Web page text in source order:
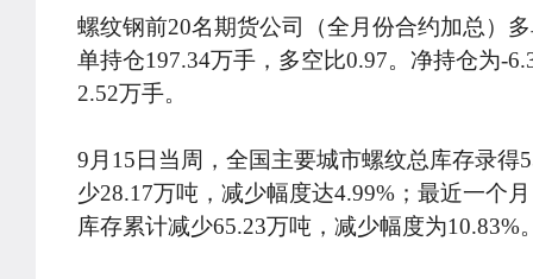
螺纹钢前20名期货公司（全月份合约加总）
单持仓197.34万手，多空比0.97。净持仓为-
2.52万手。
9月15日当周，全国主要城市螺纹总库存录得
少28.17万吨，减少幅度达4.99%；最近一个
库存累计减少65.23万吨，减少幅度为10.83%